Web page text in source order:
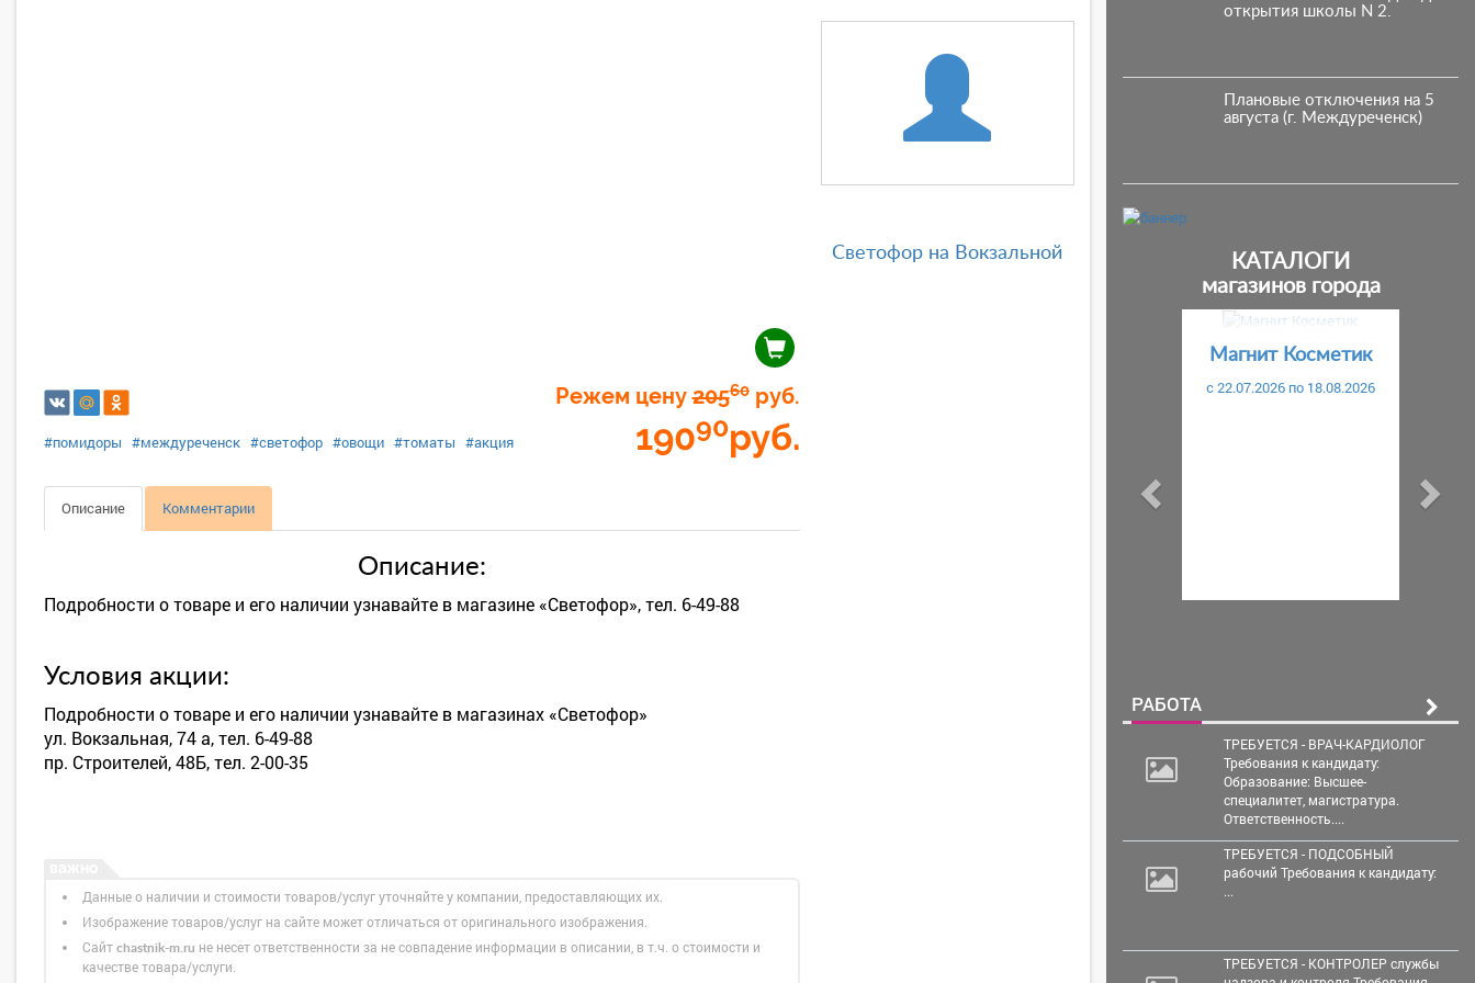
Режем цену20560руб.
19090руб.
#помидоры #междуреченск #светофор #овощи #томаты #акция
Описание Комментарии
Описание:
Подробности о товаре и его наличии узнавайте в магазине «Светофор», тел. 6-49-88
Условия акции:
Подробности о товаре и его наличии узнавайте в магазинах «Светофор»
ул. Вокзальная, 74 а, тел. 6-49-88
пр. Строителей, 48Б, тел. 2-00-35
Данные о наличии и стоимости товаров/услуг уточняйте у компании, предоставляющих их.
Изображение товаров/услуг на сайте может отличаться от оригинального изображения.
Сайт chastnik-m.ru не несет ответственности за не совпадение информации в описании, в т.ч. о стоимости и
качестве товара/услуги.
Светофор на Вокзальной
открытия школы N 2.
Плановые отключения на 5
августа (г. Междуреченск)
КАТАЛОГИ
магазинов города
Магнит Косметик
c 22.07.2026 по 18.08.2026
Предыдущий
РАБОТА
ТРЕБУЕТСЯ - ВРАЧ-КАРДИОЛОГ
Требования к кандидату:
Образование: Высшее-
специалитет, магистратура.
Ответственность....
ТРЕБУЕТСЯ - ПОДСОБНЫЙ
рабочий Требования к кандидату:
...
ТРЕБУЕТСЯ - КОНТРОЛЕР службы